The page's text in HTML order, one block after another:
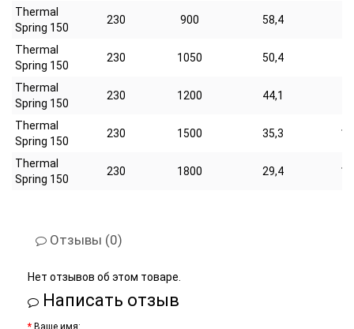
Thermal
Spring 150
230 900 58,4
Thermal
Spring 150
230 1050 50,4
Thermal
Spring 150
230 1200 44,1
Thermal
Spring 150
230 1500 35,3
Thermal
Spring 150
230 1800 29,4
Отзывы (0)
Нет отзывов об этом товаре.
Написать отзыв